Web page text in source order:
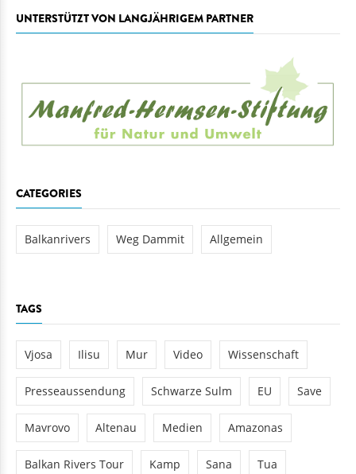
UNTERSTÜTZT VON LANGJÄHRIGEM PARTNER
CATEGORIES
Balkanrivers Weg Dammit Allgemein
TAGS
Vjosa Ilisu Mur Video Wissenschaft
Presseaussendung Schwarze Sulm EU Save
Mavrovo Altenau Medien Amazonas
Balkan Rivers Tour Kamp Sana Tua